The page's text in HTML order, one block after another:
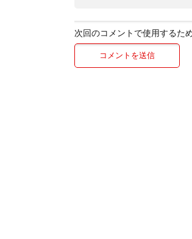
次回のコメントで使用するた